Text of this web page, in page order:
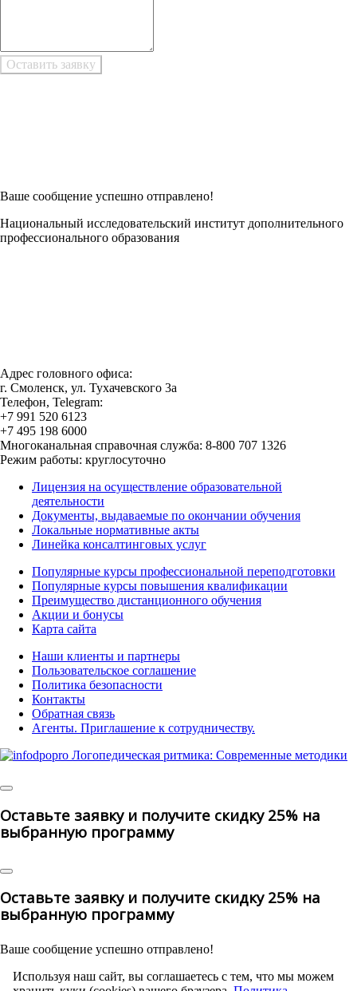
Ваше сообщение успешно отправлено!
Национальный исследовательский институт дополнительного
профессионального образования
Адрес головного офиса:
г. Смоленск, ул. Тухачевского 3а
Телефон, Telegram:
+7 991 520 6123
+7 495 198 6000
Многоканальная справочная служба: 8-800 707 1326
Режим работы: круглосуточно
Лицензия на осуществление образовательной
деятельности
Документы, выдаваемые по окончании обучения
Локальные нормативные акты
Линейка консалтинговых услуг
Популярные курсы профессиональной переподготовки
Популярные курсы повышения квалификации
Преимущество дистанционного обучения
Акции и бонусы
Карта сайта
Наши клиенты и партнеры
Пользовательское соглашение
Политика безопасности
Контакты
Обратная связь
Агенты. Приглашение к сотрудничеству.
Оставьте заявку и получите скидку 25% на
выбранную программу
Оставьте заявку и получите скидку 25% на
выбранную программу
Ваше сообщение успешно отправлено!
Используя наш сайт, вы соглашаетесь с тем, что мы можем